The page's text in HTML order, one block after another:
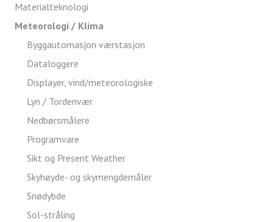
Materialteknologi
Meteorologi / Klima
Byggautomasjon værstasjon
Dataloggere
Displayer, vind/meteorologiske
Lyn / Tordenvær
Nedbørsmålere
Programvare
Sikt og Present Weather
Skyhøyde- og skymengdemåler
Snødybde
Sol-stråling